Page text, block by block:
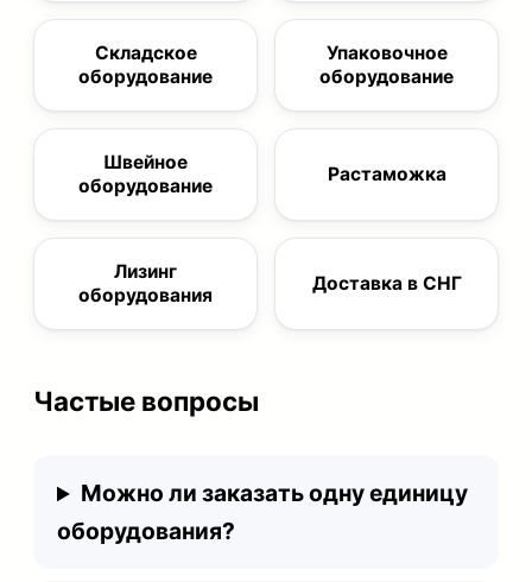
Складское
оборудование
Упаковочное
оборудование
Швейное
оборудование
Растаможка
Лизинг
оборудования
Доставка в СНГ
Частые вопросы
Можно ли заказать одну единицу
оборудования?